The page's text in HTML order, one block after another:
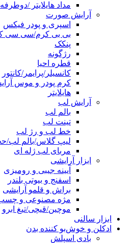
مداد هایلایتر /دوطرفه
آرایش صورت
اسپری و پودر فیکس
بی بی کرم/سی سی
پنکک
رژگونه
قطره احیا
کانسیلر/پرایمر/کانتور
کرم پودر و موس
هایلایتر
آرایش لب
بالم لب
تینت لب
خط لب و رژ لب
لیپ گلاس/بالم لب/
مربای لب ژله ای
ابزار آرایشی
آیینه جیبی و رومیزی
اسفنج و بیوتی بلندر
براش و قلمو آرایشی
مژه مصنوعی و
موچین/قیچی/تیغ ابرو
ابزار سالنی
ادکلن و خوش‌بو کننده بدن
بادی اسپلش